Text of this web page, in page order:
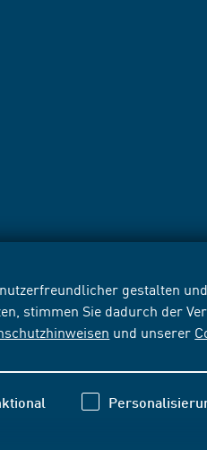
gestalten
stimmen Sie dadurch der
und unserer